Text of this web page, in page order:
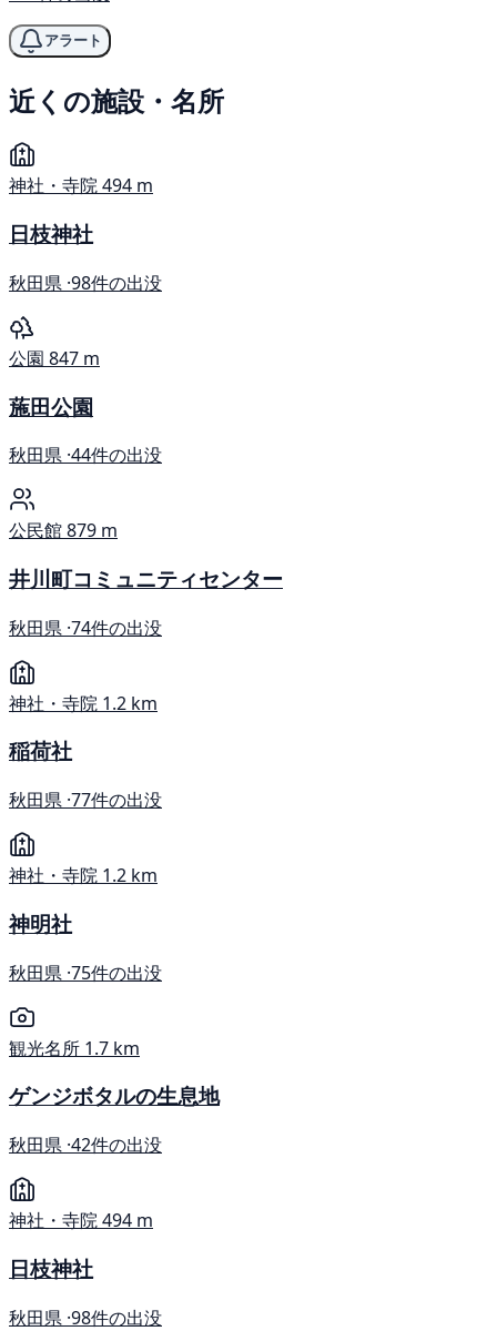
アラート
近くの施設・名所
神社・寺院494 m
日枝神社
秋田県 ·98件の出没
公園 847 m
葹田公園
秋田県 ·44件の出没
公民館879 m
井川町コミュニティセンター
秋田県 ·74件の出没
神社・寺院 1.2 km
稲荷社
秋田県 ·77件の出没
神社・寺院 1.2 km
神明社
秋田県 ·75件の出没
観光名所 1.7 km
ゲンジボタルの生息地
秋田県 ·42件の出没
神社・寺院494 m
日枝神社
秋田県 ·98件の出没